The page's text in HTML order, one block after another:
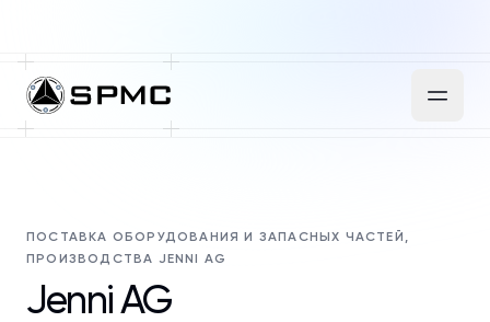
ПОСТАВКА ОБОРУДОВАНИЯ И ЗАПАСНЫХ ЧАСТЕЙ,
ПРОИЗВОДСТВА JENNI AG
Jenni AG